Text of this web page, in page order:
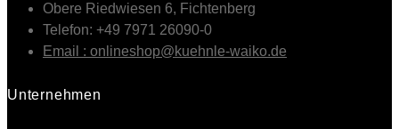
Obere Riedwiesen 6, Fichtenberg
Telefon: +49 7971 26090-0
Email : onlineshop@kuehnle-waiko.de
Unternehmen